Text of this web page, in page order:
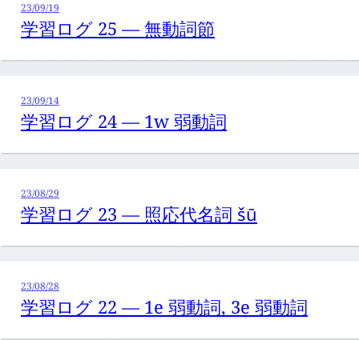
23/09/19
学習ログ 25 — 無動詞節
23/09/14
学習ログ 24 — 1w 弱動詞
23/08/29
学習ログ 23 — 照応代名詞 šū
23/08/28
学習ログ 22 — 1e 弱動詞, 3e 弱動詞